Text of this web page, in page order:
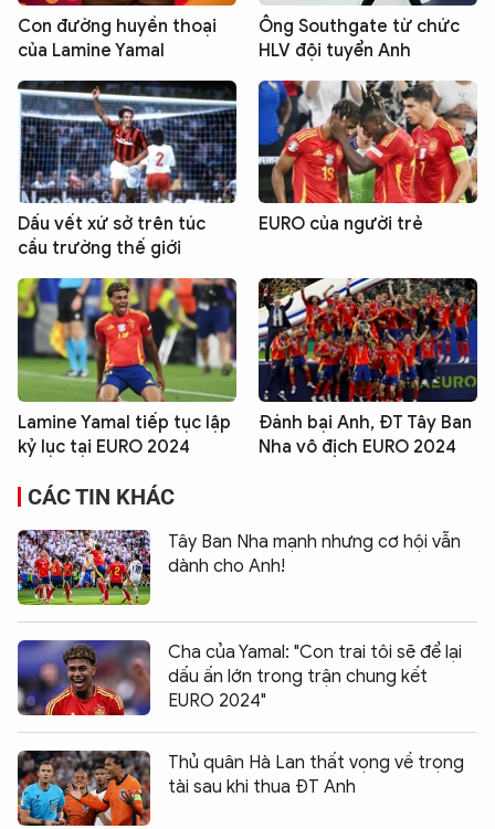
Con đường huyền thoại
của Lamine Yamal
Ông Southgate từ chức
HLV đội tuyển Anh
Dấu vết xứ sở trên túc
cầu trường thế giới
EURO của người trẻ
Lamine Yamal tiếp tục lập
kỷ lục tại EURO 2024
Đánh bại Anh, ĐT Tây Ban
Nha vô địch EURO 2024
CÁC TIN KHÁC
Tây Ban Nha mạnh nhưng cơ hội vẫn
dành cho Anh!
Cha của Yamal: "Con trai tôi sẽ để lại
dấu ấn lớn trong trận chung kết
EURO 2024"
Thủ quân Hà Lan thất vọng về trọng
tài sau khi thua ĐT Anh